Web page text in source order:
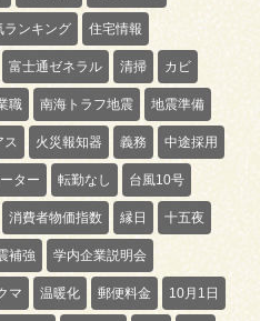
ランキング 住宅情報
富士通ゼネラル 清掃 カビ
職 南海トラフ地震 地震準備
ス 火災報知器 義務 中途採用
ター 転勤なし 台風10号
消費者物価指数 縁日 十五夜
補強 学内企業説明会
マ 温暖化 郵便料金 10月1日